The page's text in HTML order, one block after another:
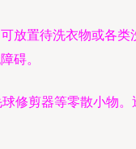
放置待洗衣物或各类
碍。
修剪器等零散小物。